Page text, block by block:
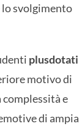
svolgimento
plusdotati
motivo di
e
di ampia